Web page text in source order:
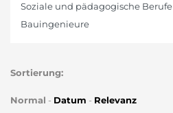
Soziale und pädagogische Berufe
Bauingenieure
Sortierung:
Normal - Datum - Relevanz